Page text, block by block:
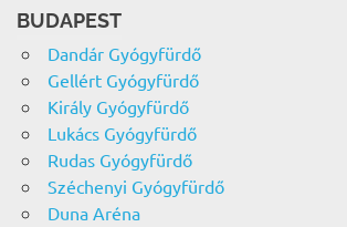
BUDAPEST
Dandár Gyógyfürdő
Gellért Gyógyfürdő
Király Gyógyfürdő
Lukács Gyógyfürdő
Rudas Gyógyfürdő
Széchenyi Gyógyfürdő
Duna Aréna